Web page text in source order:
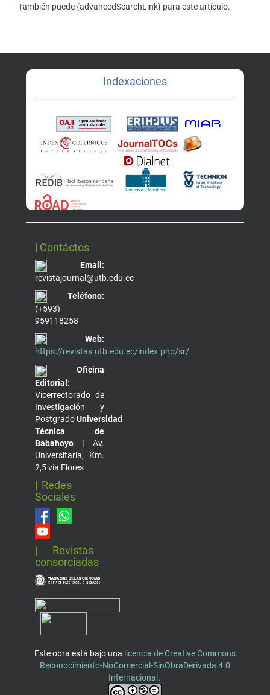
También puede {advancedSearchLink} para este artículo.
Indexaciones
| Contáctos
Email:
revistajournal@utb.edu.ec
Teléfono:
(+593)
959118258
Web:
https://revistas.utb.edu.ec/index.php/sr/
Oficina
Editorial:
Vicerrectorado de
Investigación y
PostgradoUniversidad
Técnica de
Babahoyo | Av.
Universitaria, Km.
2,5 vía Flores
| Redes
Sociales
| Revistas
consorciadas
Este obra está bajo una licencia de Creative Commons
Reconocimiento-NoComercial-SinObraDerivada 4.0
Internacional .